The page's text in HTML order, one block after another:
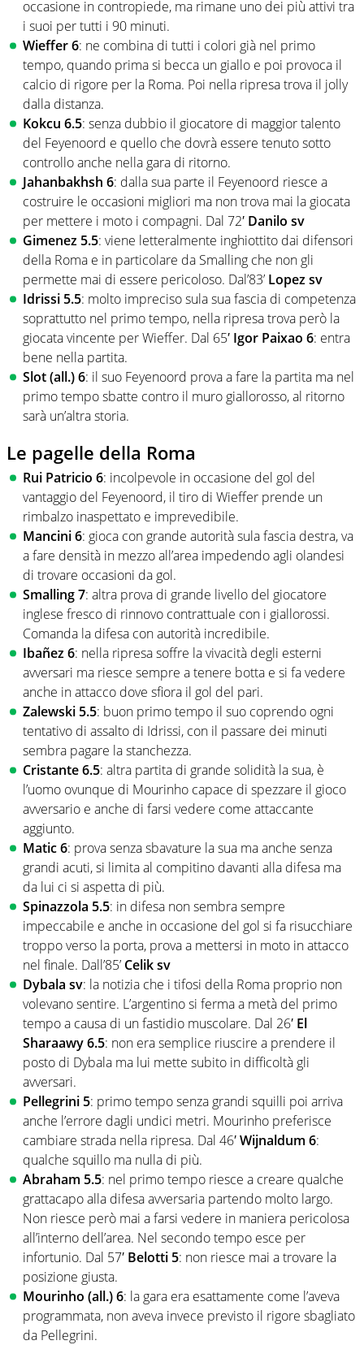
occasione in contropiede, ma rimane uno dei più attivi tra
i suoi per tutti i 90 minuti.
Wieffer 6: ne combina di tutti i colori già nel primo
tempo, quando prima si becca un giallo e poi provoca il
calcio di rigore per la Roma. Poi nella ripresa trova il jolly
dalla distanza.
Kokcu 6.5: senza dubbio il giocatore di maggior talento
del Feyenoord e quello che dovrà essere tenuto sotto
controllo anche nella gara di ritorno.
Jahanbakhsh 6: dalla sua parte il Feyenoord riesce a
costruire le occasioni migliori ma non trova mai la giocata
per mettere i moto i compagni. Dal 72′ Danilo sv
Gimenez 5.5: viene letteralmente inghiottito dai difensori
della Roma e in particolare da Smalling che non gli
permette mai di essere pericoloso. Dal’83’ Lopez sv
Idrissi 5.5: molto impreciso sula sua fascia di competenza
soprattutto nel primo tempo, nella ripresa trova però la
giocata vincente per Wieffer. Dal 65′ Igor Paixao 6: entra
bene nella partita.
Slot (all.) 6: il suo Feyenoord prova a fare la partita ma nel
primo tempo sbatte contro il muro giallorosso, al ritorno
sarà un’altra storia.
Le pagelle della Roma
Rui Patricio 6: incolpevole in occasione del gol del
vantaggio del Feyenoord, il tiro di Wieffer prende un
rimbalzo inaspettato e imprevedibile.
Mancini 6: gioca con grande autorità sula fascia destra, va
a fare densità in mezzo all’area impedendo agli olandesi
di trovare occasioni da gol.
Smalling 7: altra prova di grande livello del giocatore
inglese fresco di rinnovo contrattuale con i giallorossi.
Comanda la difesa con autorità incredibile.
Ibañez 6: nella ripresa soffre la vivacità degli esterni
avversari ma riesce sempre a tenere botta e si fa vedere
anche in attacco dove sfiora il gol del pari.
Zalewski 5.5: buon primo tempo il suo coprendo ogni
tentativo di assalto di Idrissi, con il passare dei minuti
sembra pagare la stanchezza.
Cristante 6.5: altra partita di grande solidità la sua, è
l’uomo ovunque di Mourinho capace di spezzare il gioco
avversario e anche di farsi vedere come attaccante
aggiunto.
Matic 6: prova senza sbavature la sua ma anche senza
grandi acuti, si limita al compitino davanti alla difesa ma
da lui ci si aspetta di più.
Spinazzola 5.5: in difesa non sembra sempre
impeccabile e anche in occasione del gol si fa risucchiare
troppo verso la porta, prova a mettersi in moto in attacco
nel finale. Dall’85’ Celik sv
Dybala sv: la notizia che i tifosi della Roma proprio non
volevano sentire. L’argentino si ferma a metà del primo
tempo a causa di un fastidio muscolare. Dal 26′ El
Sharaawy 6.5: non era semplice riuscire a prendere il
posto di Dybala ma lui mette subito in difficoltà gli
avversari.
Pellegrini 5: primo tempo senza grandi squilli poi arriva
anche l’errore dagli undici metri. Mourinho preferisce
cambiare strada nella ripresa. Dal 46′Wijnaldum 6:
qualche squillo ma nulla di più.
Abraham 5.5: nel primo tempo riesce a creare qualche
grattacapo alla difesa avversaria partendo molto largo.
Non riesce però mai a farsi vedere in maniera pericolosa
all’interno dell’area. Nel secondo tempo esce per
infortunio. Dal 57′ Belotti 5: non riesce mai a trovare la
posizione giusta.
Mourinho (all.) 6: la gara era esattamente come l’aveva
programmata, non aveva invece previsto il rigore sbagliato
da Pellegrini.